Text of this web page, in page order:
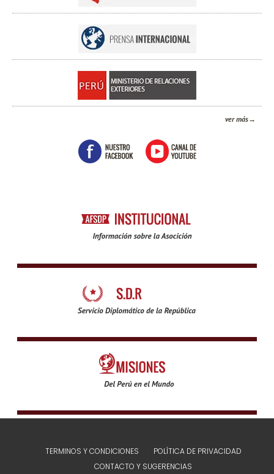
ver más
TERMINOS Y CONDICIONES
POLÍTICA DE PRIVACIDAD
CONTACTO Y SUGERENCIAS